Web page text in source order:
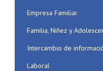
Empresa Familiar
Familia, Niñez y
Intercambio de
Laboral